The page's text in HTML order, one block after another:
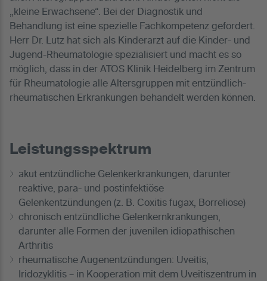
„kleine Erwachsene“. Bei der Diagnostik und
Behandlung ist eine spezielle Fachkompetenz gefordert.
Herr Dr. Lutz hat sich als Kinderarzt auf die Kinder- und
Jugend-Rheumatologie spezialisiert und macht es so
möglich, dass in der ATOS Klinik Heidelberg im Zentrum
für Rheumatologie alle Altersgruppen mit entzündlich-
rheumatischen Erkrankungen behandelt werden können.
Leistungsspektrum
akut entzündliche Gelenkerkrankungen, darunter
reaktive, para- und postinfektiöse
Gelenkentzündungen (z. B. Coxitis fugax, Borreliose)
chronisch entzündliche Gelenkernkrankungen,
darunter alle Formen der juvenilen idiopathischen
Arthritis
rheumatische Augenentzündungen: Uveitis,
Iridozyklitis – in Kooperation mit dem Uveitiszentrum in